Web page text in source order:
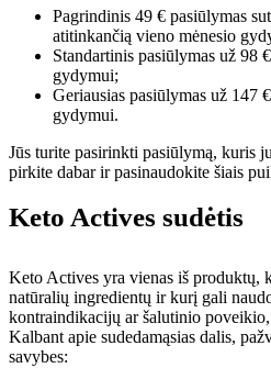
Pagrindinis 49 € pasiūlymas
atitinkančią vieno mėnesio
Standartinis pasiūlymas už 98
gydymui;
Geriausias pasiūlymas už 147
gydymui.
Jūs turite pasirinkti pasiūlymą, kuris
pirkite dabar ir pasinaudokite šiais
Keto Actives sudėtis
Keto Actives yra vienas iš produktų,
natūralių ingredientų ir kurį gali
kontraindikacijų ar šalutinio
Kalbant apie sudedamąsias dalis,
savybes: